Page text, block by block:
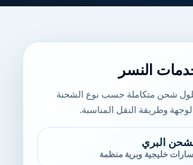
النسر
شحن متكاملة حسب نوع الشحنة
وطريقة النقل المناسبة.
البري
خليجية وبرية منظمة